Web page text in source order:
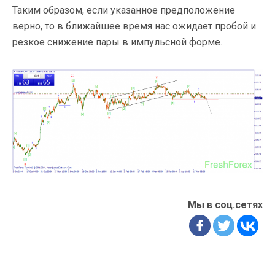
Таким образом, если указанное предположение
верно, то в ближайшее время нас ожидает пробой и
резкое снижение пары в импульсной форме.
Мы в соц.сетях